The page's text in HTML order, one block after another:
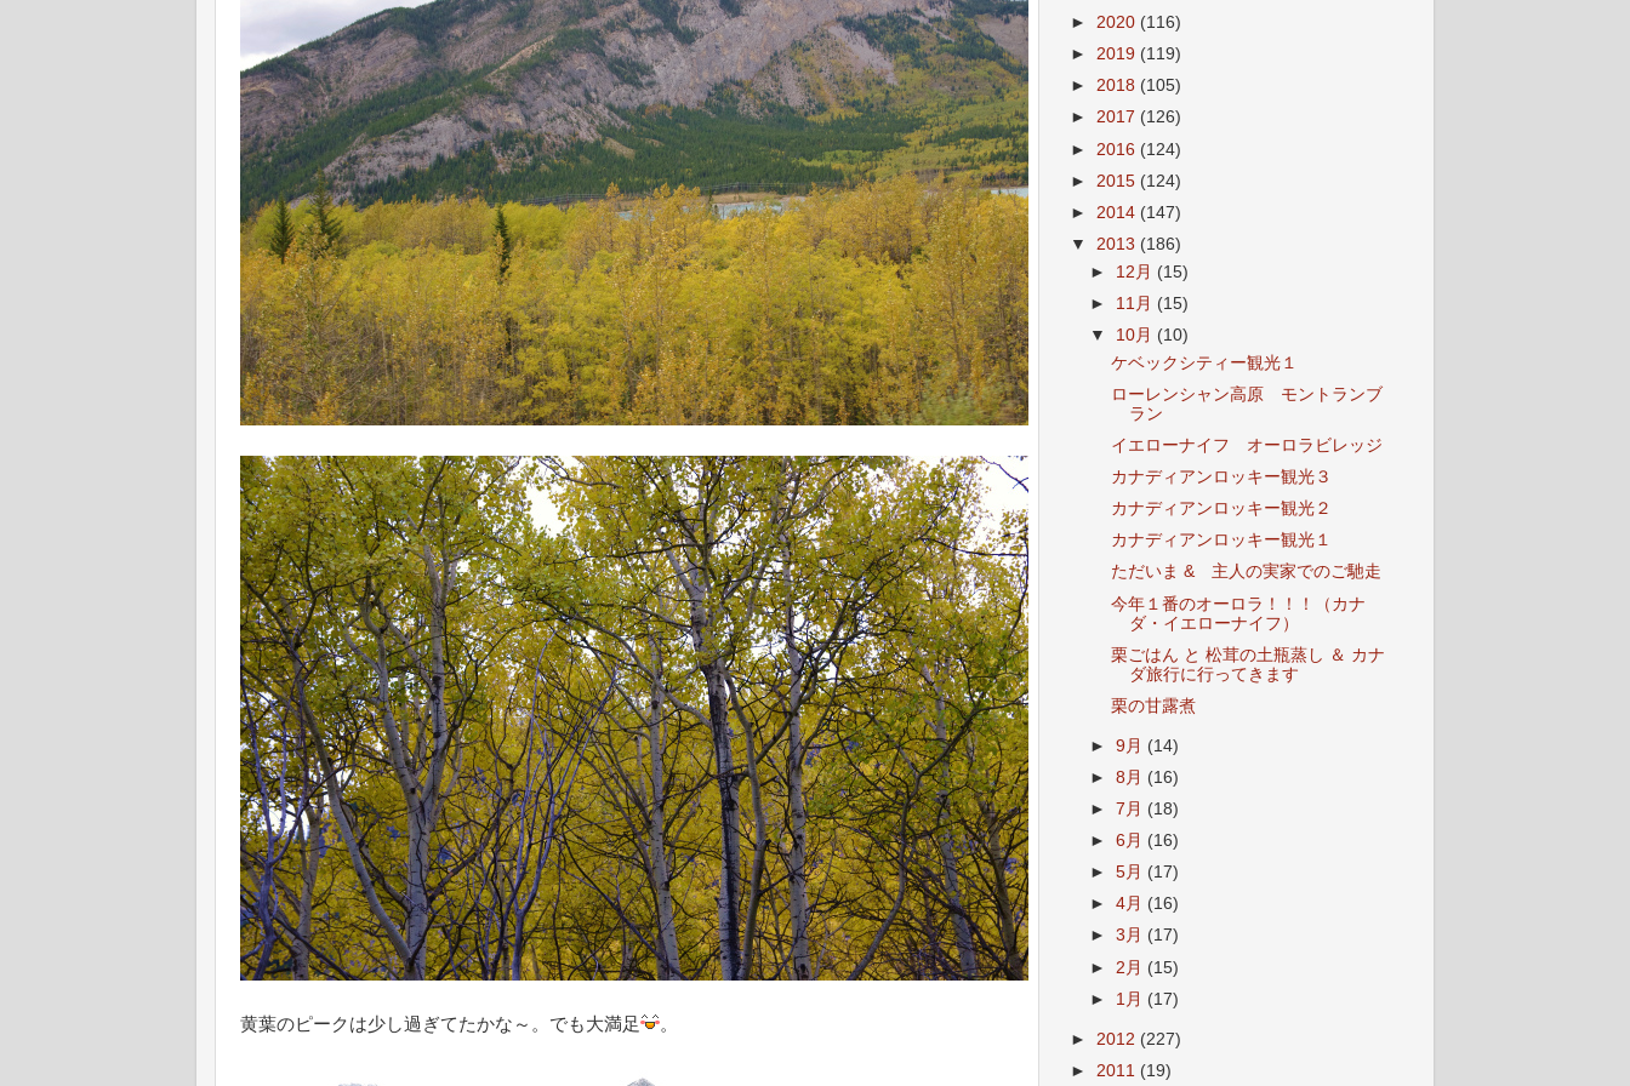
黄葉のピークは少し過ぎてたかな～。でも大満足 。
► 2020 (116)
► 2019 (119)
► 2018 (105)
► 2017 (126)
► 2016 (124)
► 2015 (124)
► 2014 (147)
▼ 2013 (186)
► 12月 (15)
► 11月 (15)
▼ 10月 (10)
ケベックシティー観光１
ローレンシャン高原 モントランブ
ラン
イエローナイフ オーロラビレッジ
カナディアンロッキー観光３
カナディアンロッキー観光２
カナディアンロッキー観光１
ただいま & 主人の実家でのご馳走
今年１番のオーロラ！！！（カナ
ダ・イエローナイフ）
栗ごはん と 松茸の土瓶蒸し ＆ カナ
ダ旅行に行ってきます
栗の甘露煮
►9月 (14)
►8月 (16)
►7月 (18)
►6月 (16)
►5月 (17)
►4月 (16)
►3月 (17)
► 2月 (15)
► 1月 (17)
► 2012 (227)
► 2011 (19)